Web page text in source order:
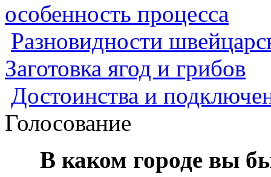
особенность процесса
Разновидности
Заготовка ягод и грибов
Достоинства и
Голосование
В каком городе вы